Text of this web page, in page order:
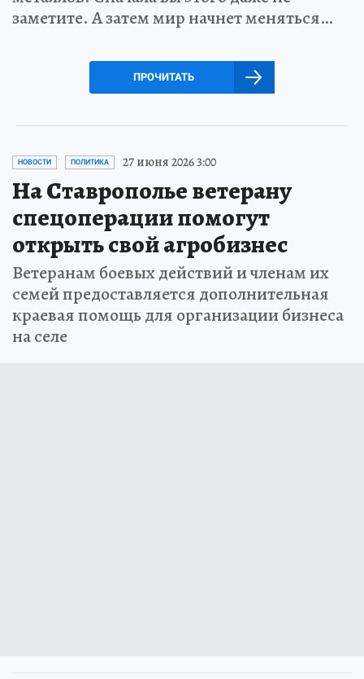
заметите. А затем мир начнет меняться…
ПРОЧИТАТЬ
НОВОСТИ ПОЛИТИКА 27 июня 2026 3:00
На Ставрополье ветерану
спецоперации помогут
открыть свой агробизнес
Ветеранам боевых действий и членам их
семей предоставляется дополнительная
краевая помощь для организации бизнеса
на селе